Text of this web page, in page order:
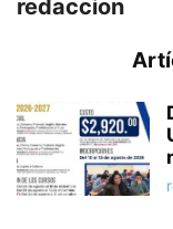
redaccion